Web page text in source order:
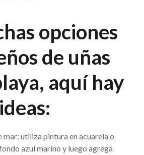
opciones
de uñas
aquí hay
mar: utiliza pintura en acuarela o
azul marino y luego agrega